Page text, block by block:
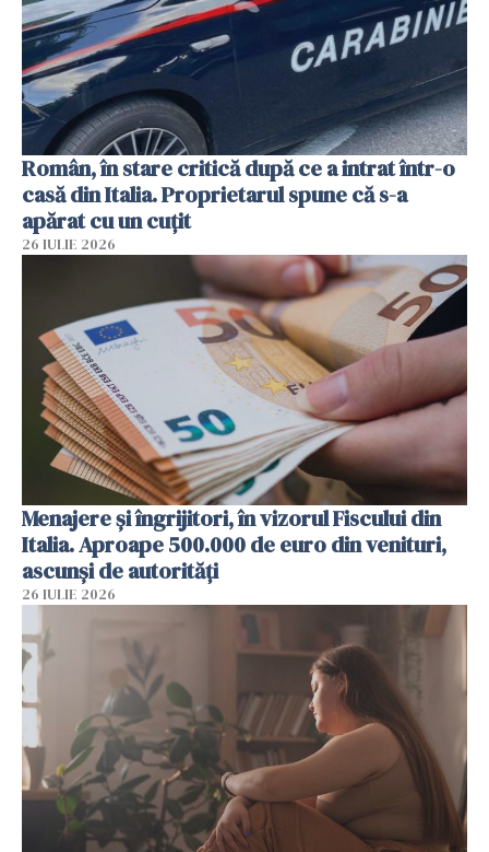
Român, în stare critică după ce a intrat într-o
casă din Italia. Proprietarul spune că s-a
apărat cu un cuțit
26 IULIE 2026
Menajere și îngrijitori, în vizorul Fiscului din
Italia. Aproape 500.000 de euro din venituri,
ascunși de autorități
26 IULIE 2026